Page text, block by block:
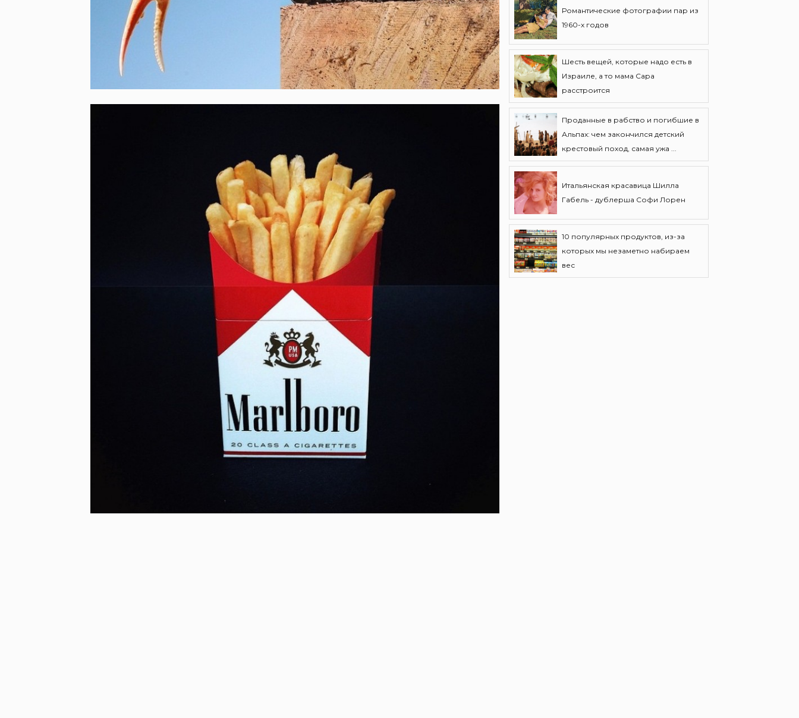
Романтические фотографии пар из
1960-х годов
Шесть вещей, которые надо есть в
Израиле, а то мама Сара
расстроится
Проданные в рабство и погибшие в
Альпах: чем закончился детский
крестовый поход, самая ужа ...
Итальянская красавица Шилла
Габель - дублерша Софи Лорен
10 популярных продуктов, из-за
которых мы незаметно набираем
вес